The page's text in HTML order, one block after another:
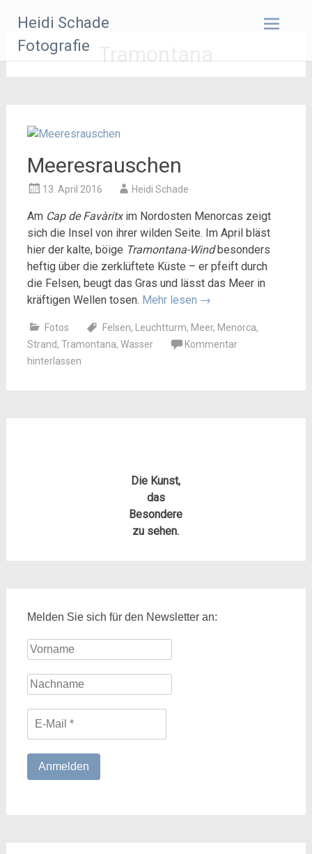
Inhalt
springen
Heidi Schade
Fotografie Tramontana
Meeresrauschen
13. April 2016 Heidi Schade
Am Cap de Favàritxim Nordosten Menorcas zeigt
sich die Insel von ihrer wilden Seite. Im April bläst
hier der kalte, böige Tramontana-Windbesonders
heftig über die zerklüftete Küste – er pfeift durch
die Felsen, beugt das Gras und lässt das Meer in
kräftigen Wellen tosen. Mehr lesen →
Fotos Felsen, Leuchtturm, Meer, Menorca,
Strand, Tramontana, Wasser
Kommentar
hinterlassen
Die Kunst,
das
Besondere
zu sehen.
Melden Sie sich für den Newsletter an: